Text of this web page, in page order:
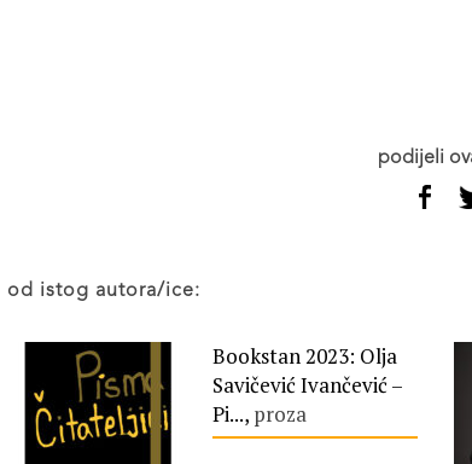
podijeli
od istog autora/ice:
Bookstan 2023: Olja
Savičević Ivančević –
Pi..., proza